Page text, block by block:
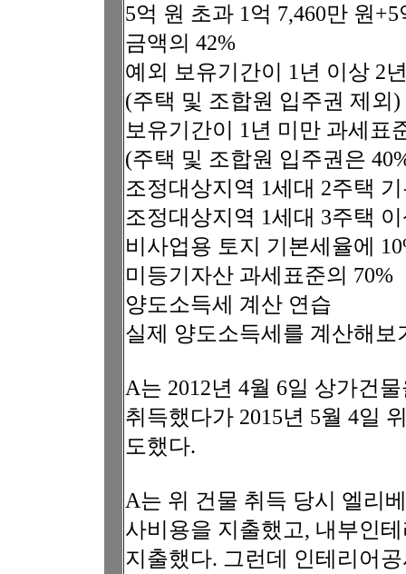
5억 원 초과 1억 7,460만 원
금액의 42%
예외 보유기간이 1년 이상 2
(주택 및 조합원 입주권 제외)
보유기간이 1년 미만 과세표
(주택 및 조합원 입주권은
조정대상지역 1세대 2주택
조정대상지역 1세대 3주택
비사업용 토지 기본세율에
미등기자산 과세표준의 70%
양도소득세 계산 연습
실제 양도소득세를 계산해
A는 2012년 4월 6일 상가건
취득했다가 2015년 5월 4일
도했다.
A는 위 건물 취득 당시 엘리
사비용을 지출했고, 내부인
지출했다. 그런데 인테리어